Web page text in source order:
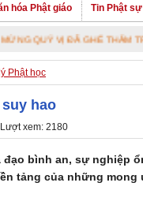
hóa Phật giáo Tin Phật sự
VỊ ĐÃ GHÉ THĂM TRANG
Phật học
hao
xem: 2180
bình an, sự nghiệp
tảng của những